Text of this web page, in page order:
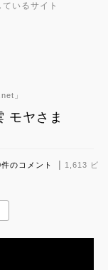
いるサイト
」
モヤさま
のコメント | 1,613 ビ